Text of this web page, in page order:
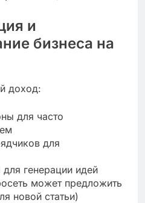
и
бизнеса на
доход:
для часто
для
генерации идей
может предложить
новой статьи)